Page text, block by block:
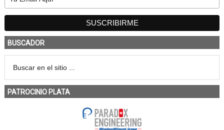
BUSCADOR
PATROCINIO PLATA